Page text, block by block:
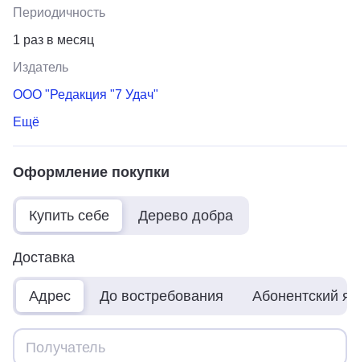
Периодичность
1 раз в месяц
Издатель
ООО "Редакция "7 Удач"
Ещё
Оформление покупки
Купить себе Дерево добра
Доставка
Адрес До востребования Абонентский